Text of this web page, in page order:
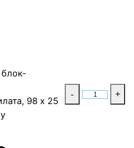
98 х 25
- +